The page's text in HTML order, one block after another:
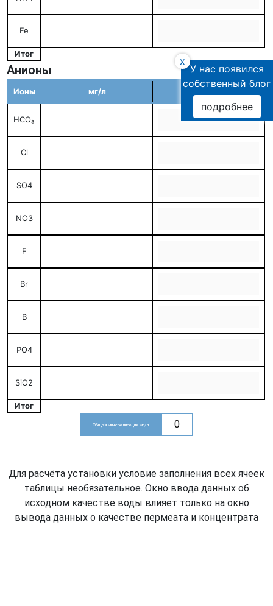
x
У нас появился
собственный блог
подробнее
Fe
Итог
Анионы
Ионы мг/л
HCO₃
Cl
SO4
NO3
F
Br
B
PO4
SiO2
Итог
Общая минерализация мг/л 0
Для расчёта установки условие заполнения всех ячеек
таблицы необязательное. Окно ввода данных об
исходном качестве воды влияет только на окно
вывода данных о качестве пермеата и концентрата